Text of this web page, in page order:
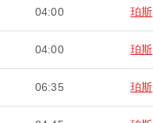
04:00 珀斯
04:00 珀斯
06:35 珀斯